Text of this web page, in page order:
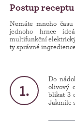
Postup receptu
Nemáte mnoho
jednoho hrnce
multifunkční
ty správné
Do
olivový
blikat 3
Jakmile